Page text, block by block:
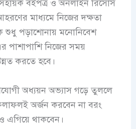
বইপত্র ও অনলাইন রিসোর্স
মাধ্যমে নিজের দক্ষতা
শুধু পড়াশোনায় মনোনিবেশ
পাশাপাশি নিজের সময়
করতে হবে।
অধ্যয়ন অভ্যাস গড়ে তুললে
অর্জন করবেন না বরং
থাকবেন।